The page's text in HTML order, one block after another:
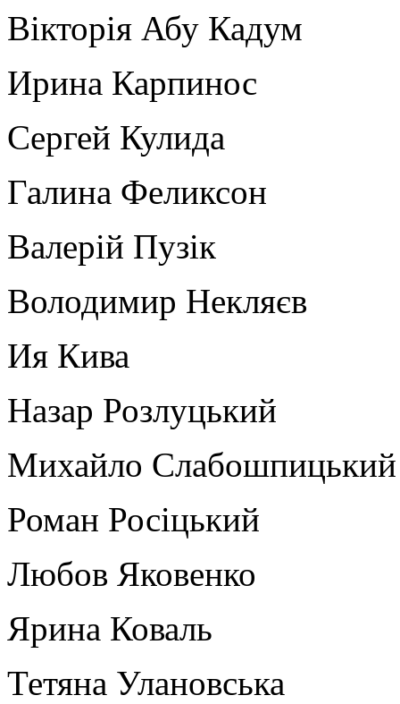
Вікторія Абу Кадум
Ирина Карпинос
Сергей Кулида
Галина Феликсон
Валерій Пузік
Володимир Некляєв
Ия Кива
Назар Розлуцький
Михайло Слабошпицький
Роман Росіцький
Любов Яковенко
Ярина Коваль
Тетяна Улановська